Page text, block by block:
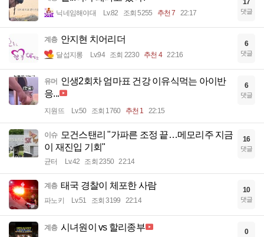
닉네임해야대 Lv.82 조회 5255 추천 7 22:17
17
댓글
계층 안지현 치어리더
달섭지롱 Lv.94 조회 2230 추천 4 22:16
6
댓글
유머 인생2회차 엄마표 건강 이유식먹는 아이반
응...
지원뜨 Lv.50 조회 1760 추천 1 22:15
6
댓글
이슈
모건스탠리 "가파른 조정 끝…메모리주 지금
이 재진입 기회"
균터 Lv.42 조회 2350 22:14
16
댓글
계층 태국 경찰이 체포한 사람
파노키 Lv.51 조회 3199 22:14
10
댓글
계층 시녀원이 vs 할리종부 0